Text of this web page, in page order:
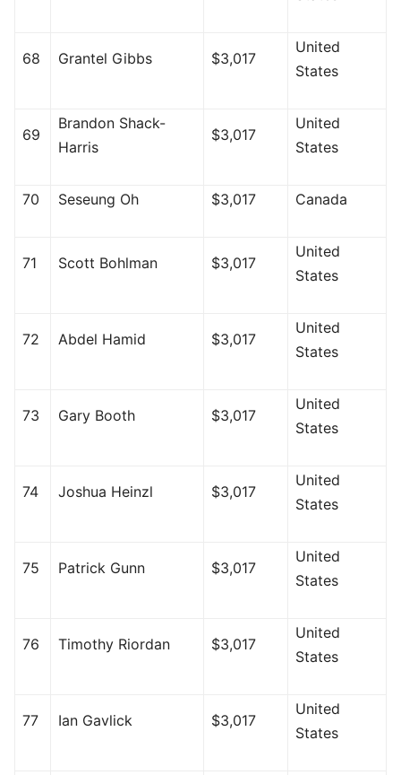
68 Grantel Gibbs $3,017
United
States
69
Brandon Shack-
Harris
$3,017
United
States
70 Seseung Oh $3,017 Canada
71 Scott Bohlman $3,017
United
States
72 Abdel Hamid $3,017
United
States
73 Gary Booth $3,017
United
States
74 Joshua Heinzl $3,017
United
States
75 Patrick Gunn $3,017
United
States
76 Timothy Riordan $3,017
United
States
77 Ian Gavlick $3,017
United
States